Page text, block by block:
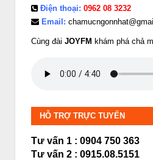
Điện thoại: 0962 08 3232
Email:
Cùng đài JOYFM khám phá chả
HỖ TRỢ TRỰC TUYẾN
Tư vấn 1 : 0904 750 363
Tư vấn 2 : 0915.08.5151